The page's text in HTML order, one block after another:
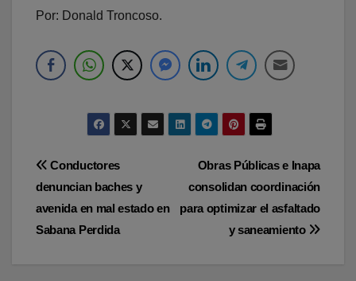
Por: Donald Troncoso.
Navegación
de
entradas
Obras Públicas e Inapa
consolidan coordinación
para optimizar el asfaltado
y saneamiento
Conductores
denuncian baches y
avenida en mal estado en
Sabana Perdida